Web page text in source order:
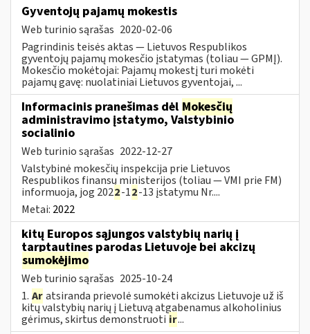
Gyventojų pajamų mokestis
Web turinio sąrašas 2020-02-06
Pagrindinis teisės aktas — Lietuvos Respublikos
gyventojų pajamų mokesčio įstatymas (toliau — GPMĮ).
Mokesčio mokėtojai: Pajamų mokestį turi mokėti
pajamų gavę: nuolatiniai Lietuvos gyventojai, ...
Informacinis pranešimas dėl Mokesčių
administravimo įstatymo, Valstybinio
socialinio
Web turinio sąrašas 2022-12-27
Valstybinė mokesčių inspekcija prie Lietuvos
Respublikos finansų ministerijos (toliau — VMI prie FM)
informuoja, jog 2022-12-13 įstatymu Nr....
Metai: 2022
kitų Europos sąjungos valstybių narių į
tarptautines parodas Lietuvoje bei akcizų
sumokėjimo
Web turinio sąrašas 2025-10-24
1. Aratsiranda prievolė sumokėti akcizus Lietuvoje už iš
kitų valstybių narių į Lietuvą atgabenamus alkoholinius
gėrimus, skirtus demonstruoti ir...